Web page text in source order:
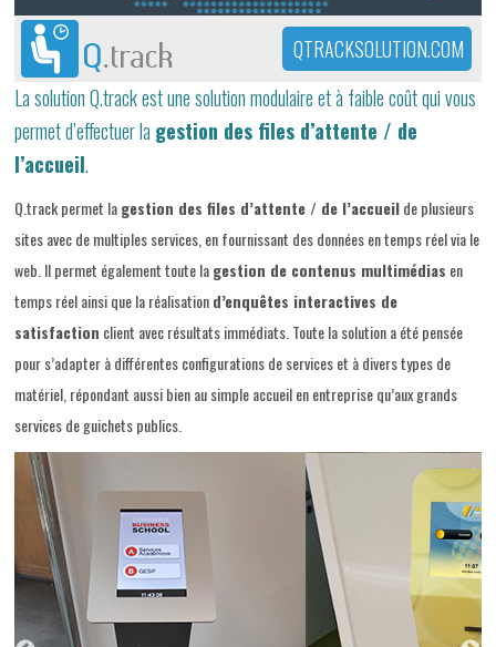
QTRACKSOLUTION.COM
La solution Q.track est une solution modulaire et à faible coût qui vous
permet d’effectuer la gestion des files d’attente / de
l’accueil.
Q.track permet lagestion des files d’attente / de l’accueilde plusieurs
sites avec de multiples services, en fournissant des données en temps réel via le
web. Il permet également toute lagestion de contenus multimédias en
temps réel ainsi que la réalisationd’enquêtes interactives de
satisfaction client avec résultats immédiats. Toute la solution a été pensée
pour s’adapter à différentes configurations de services et à divers types de
matériel, répondant aussi bien au simple accueil en entreprise qu’aux grands
services de guichets publics.